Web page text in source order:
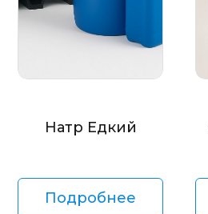
Натр Едкий
Подробнее